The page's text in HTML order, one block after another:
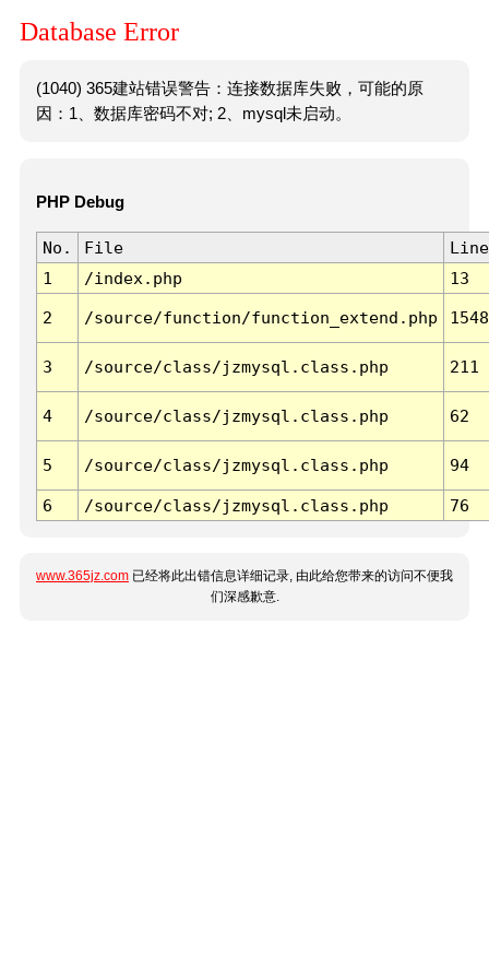
Database Error
(1040) 365建站错误警告：连接数据库失败，可能的原
因：1、数据库密码不对; 2、mysql未启动。
PHP Debug
No. File
Line
1
/index.php 13
2 /source/function/function_extend.php 1548
3 /source/class/jzmysql.class.php 211
4 /source/class/jzmysql.class.php 62
5 /source/class/jzmysql.class.php 94
6 /source/class/jzmysql.class.php 76
www.365jz.com 已经将此出错信息详细记录, 由此给您带来的访问不便我
们深感歉意.